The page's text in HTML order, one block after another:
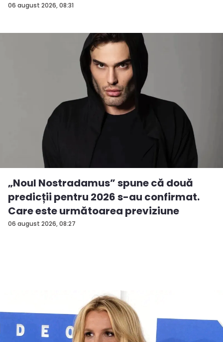
06 august 2026, 08:31
06 august 2026, 08:27
„Noul Nostradamus” spune că două
predicții pentru 2026 s-au confirmat.
Care este următoarea previziune